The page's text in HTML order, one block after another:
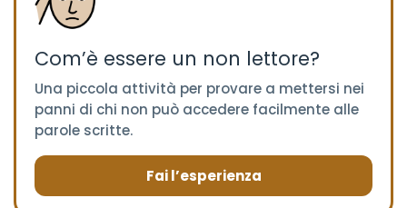
Com’è essere un non lettore?
Una piccola attività per provare a mettersi nei
panni di chi non può accedere facilmente alle
parole scritte.
Fai l’esperienza